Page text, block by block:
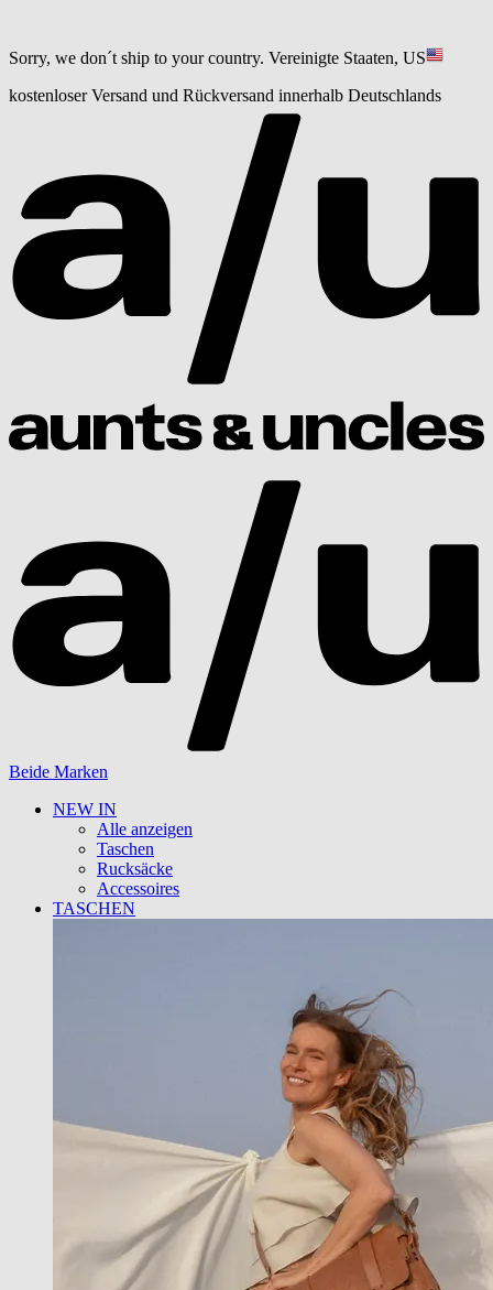
Sorry, we don´t ship to your country. Vereinigte Staaten, US
kostenloser Versand und Rückversand innerhalb Deutschlands
Beide Marken
NEW IN
Alle anzeigen
Taschen
Rucksäcke
Accessoires
TASCHEN